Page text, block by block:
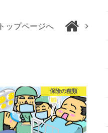
トップページへ
保険の種類